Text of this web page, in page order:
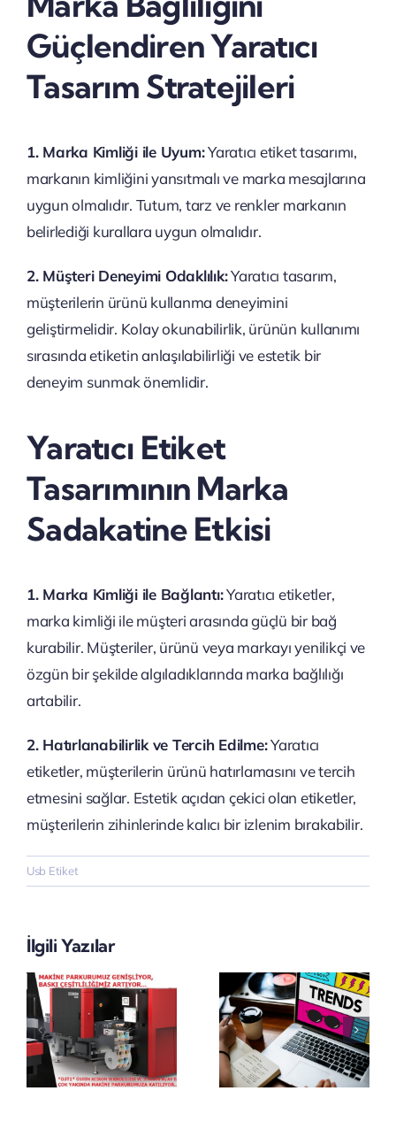
Güçlendiren Yaratıcı
Tasarım Stratejileri
1. Marka Kimliği ile Uyum:Yaratıcı etiket tasarımı,
markanın kimliğini yansıtmalı ve marka mesajlarına
uygun olmalıdır. Tutum, tarz ve renkler markanın
belirlediği kurallara uygun olmalıdır.
2. Müşteri Deneyimi Odaklılık:Yaratıcı tasarım,
müşterilerin ürünü kullanma deneyimini
geliştirmelidir. Kolay okunabilirlik, ürünün kullanımı
sırasında etiketin anlaşılabilirliği ve estetik bir
deneyim sunmak önemlidir.
Yaratıcı Etiket
Tasarımının Marka
Sadakatine Etkisi
1. Marka Kimliği ile Bağlantı:Yaratıcı etiketler,
marka kimliği ile müşteri arasında güçlü bir bağ
kurabilir. Müşteriler, ürünü veya markayı yenilikçi ve
özgün bir şekilde algıladıklarında marka bağlılığı
artabilir.
2. Hatırlanabilirlik ve Tercih Edilme:Yaratıcı
etiketler, müşterilerin ürünü hatırlamasını ve tercih
etmesini sağlar. Estetik açıdan çekici olan etiketler,
müşterilerin zihinlerinde kalıcı bir izlenim bırakabilir.
Usb Etiket
İlgili Yazılar
Tasarımında
Son
Trendler:
2024’ün
Tasarım,
Malzeme
Ve
Teknoloji